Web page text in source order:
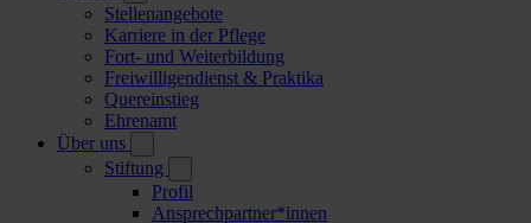
Stellenangebote
Karriere in der Pflege
Fort- und Weiterbildung
Freiwilligendienst & Praktika
Quereinstieg
Ehrenamt
Über uns
Stiftung
Profil
Ansprechpartner*innen